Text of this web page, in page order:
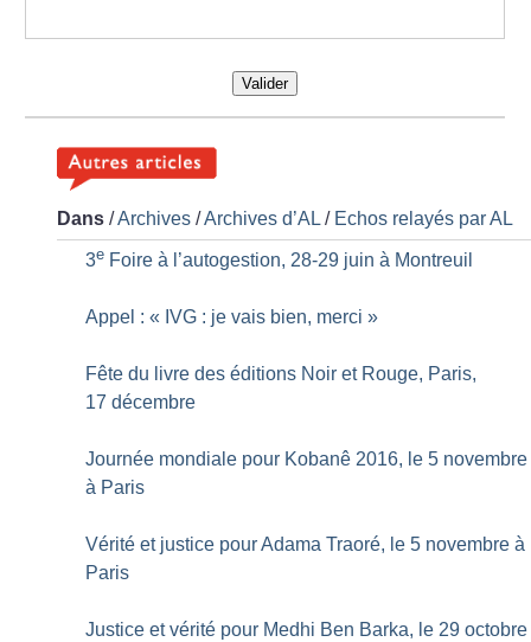
Valider
Dans /Archives /Archives d’AL / Echos relayés par AL
3e Foire à l’autogestion, 28-29 juin à Montreuil
Appel : « IVG : je vais bien, merci »
Fête du livre des éditions Noir et Rouge, Paris,
17 décembre
Journée mondiale pour Kobanê 2016, le 5 novembre
à Paris
Vérité et justice pour Adama Traoré, le 5 novembre à
Paris
Justice et vérité pour Medhi Ben Barka, le 29 octobre